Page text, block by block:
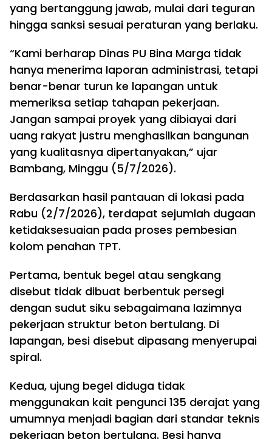
yang bertanggung jawab, mulai dari teguran
hingga sanksi sesuai peraturan yang berlaku.
“Kami berharap Dinas PU Bina Marga tidak
hanya menerima laporan administrasi, tetapi
benar-benar turun ke lapangan untuk
memeriksa setiap tahapan pekerjaan.
Jangan sampai proyek yang dibiayai dari
uang rakyat justru menghasilkan bangunan
yang kualitasnya dipertanyakan,” ujar
Bambang, Minggu (5/7/2026).
Berdasarkan hasil pantauan di lokasi pada
Rabu (2/7/2026), terdapat sejumlah dugaan
ketidaksesuaian pada proses pembesian
kolom penahan TPT.
Pertama, bentuk begel atau sengkang
disebut tidak dibuat berbentuk persegi
dengan sudut siku sebagaimana lazimnya
pekerjaan struktur beton bertulang. Di
lapangan, besi disebut dipasang menyerupai
spiral.
Kedua, ujung begel diduga tidak
menggunakan kait pengunci 135 derajat yang
umumnya menjadi bagian dari standar teknis
pekerjaan beton bertulang. Besi hanya